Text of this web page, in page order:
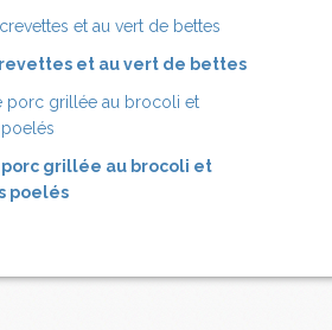
et au vert de bettes
grillée au brocoli et
poelés